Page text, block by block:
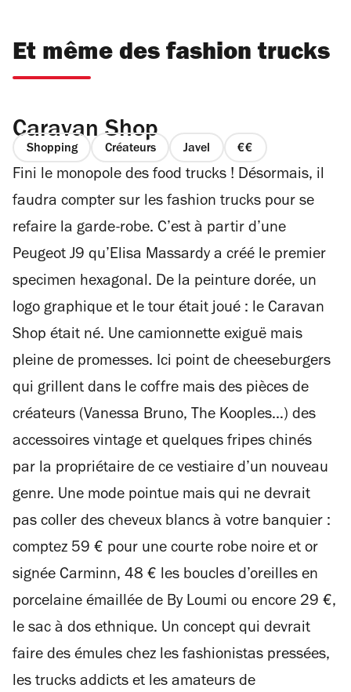
Et même des fashion trucks
Caravan Shop
Shopping Créateurs Javel
prix
2
sur
Fini le monopole des food trucks ! Désormais, il
faudra compter sur les fashion trucks pour se
refaire la garde-robe. C’est à partir d’une
Peugeot J9 qu’Elisa Massardy a créé le premier
specimen hexagonal. De la peinture dorée, un
logo graphique et le tour était joué : le Caravan
Shop était né. Une camionnette exiguë mais
pleine de promesses. Ici point de cheeseburgers
qui grillent dans le coffre mais des pièces de
créateurs (Vanessa Bruno, The Kooples…) des
accessoires vintage et quelques fripes chinés
par la propriétaire de ce vestiaire d’un nouveau
genre. Une mode pointue mais qui ne devrait
pas coller des cheveux blancs à votre banquier :
comptez 59 € pour une courte robe noire et or
signée Carminn, 48 € les boucles d’oreilles en
porcelaine émaillée de By Loumi ou encore 29 €,
le sac à dos ethnique. Un concept qui devrait
faire des émules chez les fashionistas pressées,
les trucks addicts et les amateurs de